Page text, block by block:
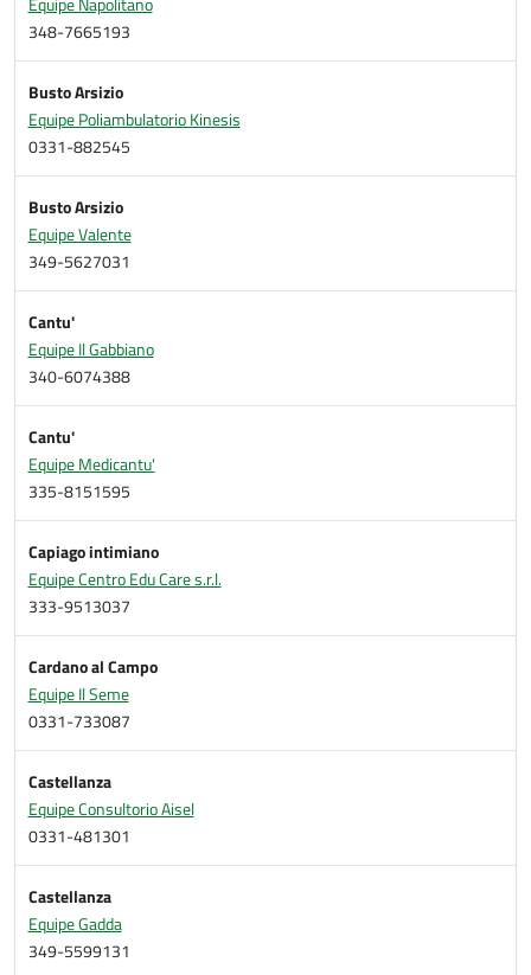
348-7665193
Busto Arsizio
Equipe Poliambulatorio Kinesis
0331-882545
Busto Arsizio
Equipe Valente
349-5627031
Cantu'
Equipe Il Gabbiano
340-6074388
Cantu'
Equipe Medicantu'
335-8151595
Capiago intimiano
Equipe Centro Edu Care s.r.l.
333-9513037
Cardano al Campo
Equipe Il Seme
0331-733087
Castellanza
Equipe Consultorio Aisel
0331-481301
Castellanza
Equipe Gadda
349-5599131